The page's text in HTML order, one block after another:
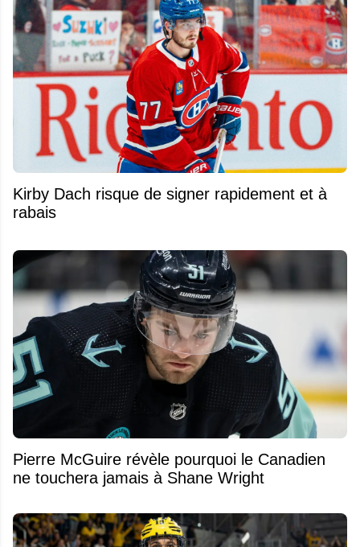
Kirby Dach risque de signer rapidement et à
rabais
Pierre McGuire révèle pourquoi le Canadien
ne touchera jamais à Shane Wright